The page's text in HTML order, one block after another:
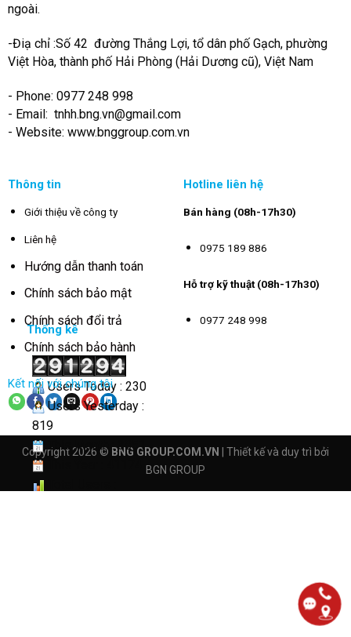
ngoài.
-Điạ chỉ :Số 42 đường Thắng Lợi, tổ dân phố Gạch, phường
Việt Hòa, thành phố Hải Phòng (Hải Dương cũ), Việt Nam
- Phone: 0977 248 998
- Email: tnhh.bng.vn@gmail.com
- Website: www.bnggroup.com.vn
Thông tin
Giới thiệu về công ty
Liên hệ
Hướng dẫn thanh toán
Chính sách bảo mật
Chính sách đổi trả
Chính sách bảo hành
Kết nối với chúng tôi
Hotline liên hệ
Bán hàng (08h-17h30)
0975 189 886
Hỗ trợ kỹ thuật (08h-17h30)
0977 248 998
Thống kê
Users Today : 230
Users Yesterday :
819
This Month : 3851
Copyright 2026 © BNG GROUP.COM.VN
| Thiết kế và duy trì bởi
BGN GROUP